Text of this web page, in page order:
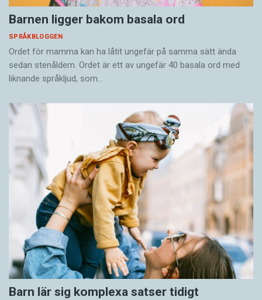
Barnen ligger bakom basala ord
SPRÅKBLOGGEN
Ordet för mamma kan ha låtit ungefär på samma sätt ända
sedan stenåldern. Ordet är ett av ungefär 40 basala ord med
liknande språkljud, som…
Barn lär sig komplexa satser tidigt